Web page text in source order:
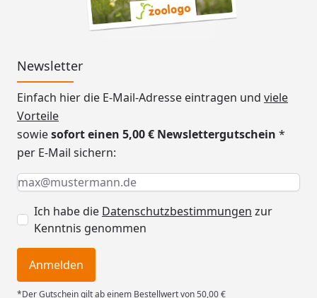
Newsletter
Einfach hier die E-Mail-Adresse eintragen und viele
Vorteile
sowiesofort einen 5,00 € Newslettergutschein *
per E-Mail sichern:
Keine Eingabe erforderlich
Eingabe erforderlich
E-Mail *
Ich habe die Datenschutzbestimmungen zur
Kenntnis genommen
Anmelden
*Der Gutschein gilt ab einem Bestellwert von 50,00 €